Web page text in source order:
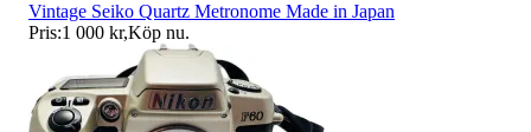
Vintage Seiko Quartz Metronome Made in Japan
Pris:1 000 kr,Köp nu.